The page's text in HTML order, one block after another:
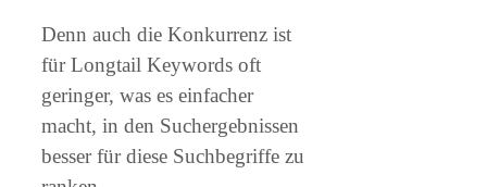
Denn auch die Konkurrenz ist
für Longtail Keywords oft
geringer, was es einfacher
macht, in den Suchergebnissen
besser für diese Suchbegriffe zu